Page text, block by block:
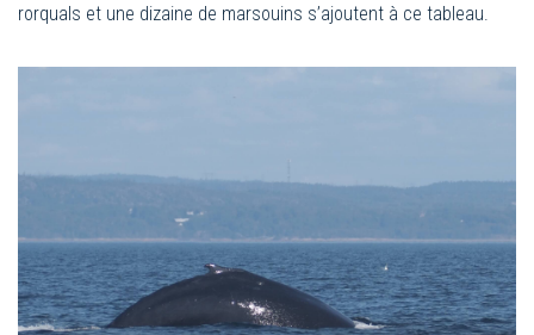
rorquals et une dizaine de marsouins s’ajoutent à ce tableau.